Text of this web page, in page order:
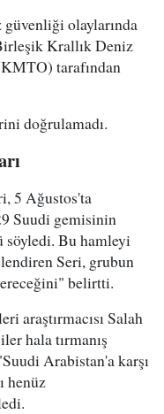
güvenliği olaylarında
Krallık Deniz
tarafından
doğrulamadı.
5 Ağustos'ta
Suudi gemisinin
söyledi. Bu hamleyi
Seri, grubun
belirtti.
araştırmacısı Salah
hala tırmanış
Arabistan'a karşı
henüz